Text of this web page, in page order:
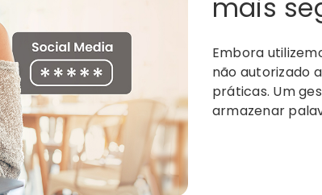
mais
Embora
não autorizado
práticas. Um
armazenar